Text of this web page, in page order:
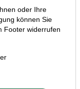
oder Ihre
können Sie
Footer widerrufen